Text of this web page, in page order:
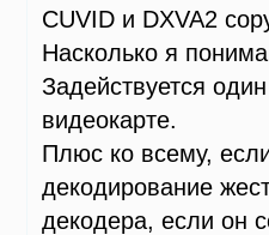
CUVID и DXVA2
Насколько я
Задействуется
видеокарте.
Плюс ко всему,
декодирование
декодера, если он